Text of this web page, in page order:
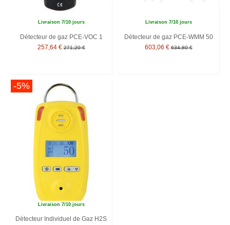
Livraison 7/10 jours
Détecteur de gaz PCE-VOC 1
257,64 € 271,20 €
Livraison 7/10 jours
Détecteur de gaz PCE-WMM 50
603,06 € 634,80 €
-5%
Livraison 7/10 jours
Détecteur Individuel de Gaz H2S